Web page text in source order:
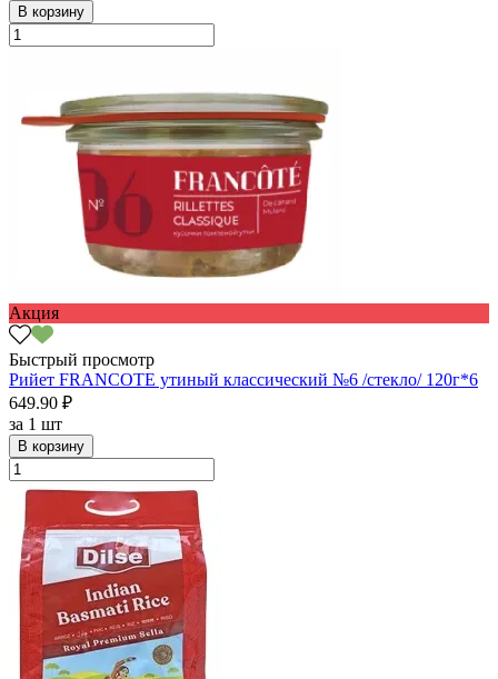
В корзину
Акция
Быстрый просмотр
Рийет FRANCOTE утиный классический №6 /стекло/ 120г*6
649.90 ₽
за 1 шт
В корзину